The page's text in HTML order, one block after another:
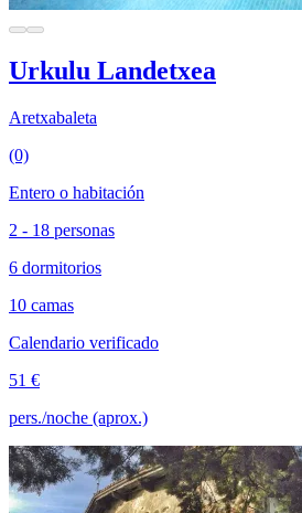
Urkulu Landetxea
Aretxabaleta
(0)
Entero o habitación
2 - 18 personas
6 dormitorios
10 camas
Calendario verificado
51 €
pers./noche (aprox.)